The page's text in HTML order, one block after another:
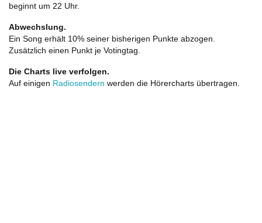
beginnt um 22 Uhr.
Abwechslung.
Ein Song erhält 10% seiner bisherigen Punkte abzogen.
Zusätzlich einen Punkt je Votingtag.
Die Charts live verfolgen.
Auf einigen Radiosendern werden die Hörercharts übertragen.